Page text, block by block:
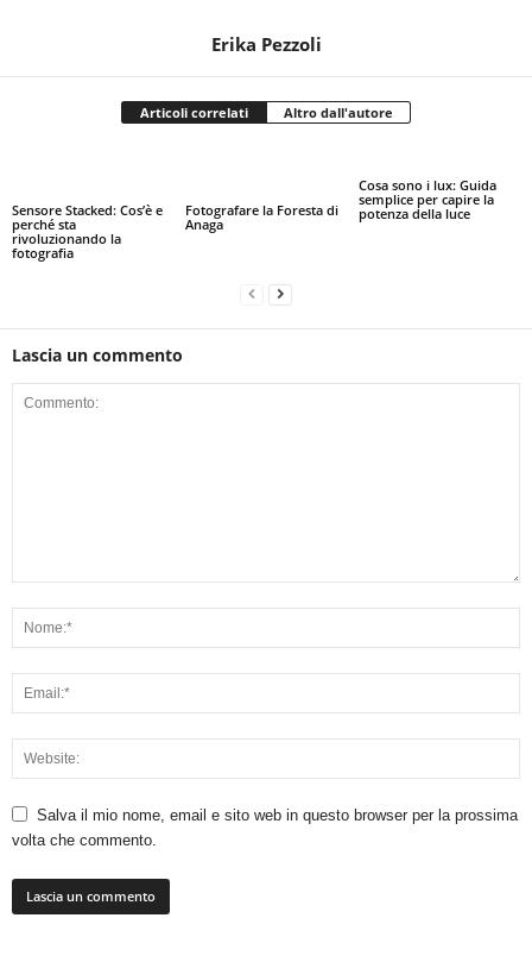
Erika Pezzoli
Articoli correlati Altro dall'autore
Sensore Stacked: Cos’è e
perché sta
rivoluzionando la
fotografia
Fotografare la Foresta di
Anaga
Cosa sono i lux: Guida
semplice per capire la
potenza della luce
Lascia un commento
Salva il mio nome, email e sito web in questo browser per la prossima
volta che commento.